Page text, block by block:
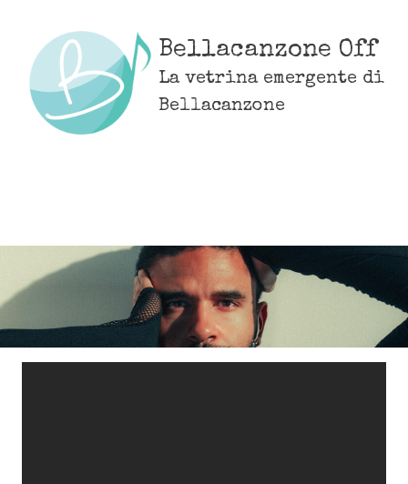
content
Bellacanzone Off
La vetrina emergente di
Bellacanzone